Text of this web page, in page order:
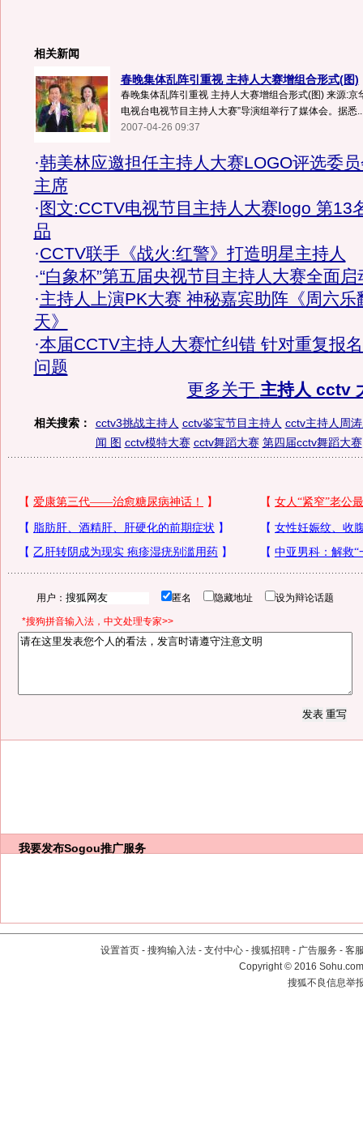
相关新闻
春晚集体乱阵引重视 主持人大赛增组合形式(图)
春晚集体乱阵引重视 主持人大赛增组合形式(图) 来源:京
电视台电视节目主持人大赛”导演组举行了媒体会。据悉
2007-04-26 09:37
·韩美林应邀担任主持人大赛LOGO评选委
主席
· 图文:CCTV电视节目主持人大赛logo 第13
品
·CCTV联手《战火:红警》打造明星主持人
·“白象杯”第五届央视节目主持人大赛全面启
·主持人上演PK大赛 神秘嘉宾助阵《周六乐
天》
·本届CCTV主持人大赛忙纠错 针对重复报
问题
更多关于 主持人 cctv
相关搜索： cctv3挑战主持人 cctv鉴宝节目主持人 cctv主持人周
闻 图 cctv模特大赛 cctv舞蹈大赛 第四届cctv舞蹈大赛
用户： 匿名 隐藏地址 设为辩论话题
*搜狗拼音输入法，中文处理专家>>
我要发布Sogou推广服务
设置首页 - 搜狗输入法 - 支付中心 - 搜狐招聘 - 广告服务 - 客
Copyright©2016
搜狐不良信息举